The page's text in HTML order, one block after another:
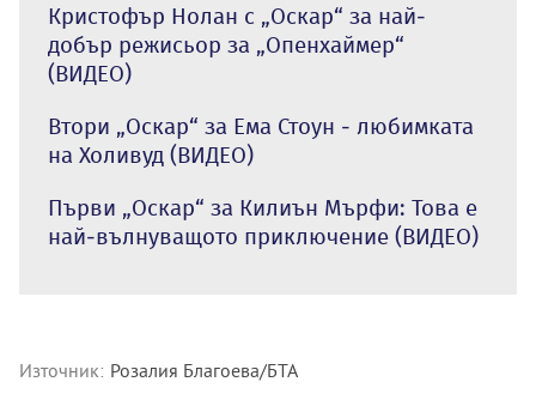
Кристофър Нолан с „Оскар“ за най-
добър режисьор за „Опенхаймер“
(ВИДЕО)
Втори „Оскар“ за Ема Стоун - любимката
на Холивуд (ВИДЕО)
Първи „Оскар“ за Килиън Мърфи: Това е
най-вълнуващото приключение (ВИДЕО)
Източник: Розалия Благоева/БТА